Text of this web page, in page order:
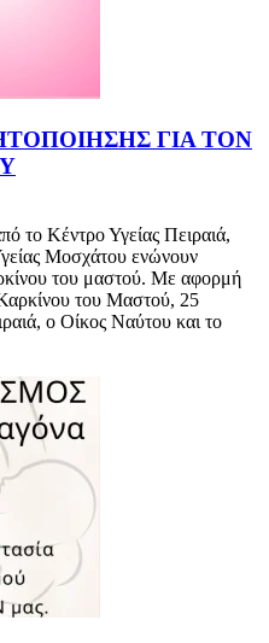
ΓΙΑ ΤΟΝ
το Κέντρο Υγείας Πειραιά,
Μοσχάτου ενώνουν
του μαστού. Με αφορμή
του Μαστού, 25
ο Οίκος Ναύτου και το